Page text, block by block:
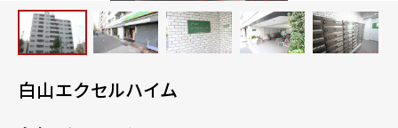
白山エクセルハイム